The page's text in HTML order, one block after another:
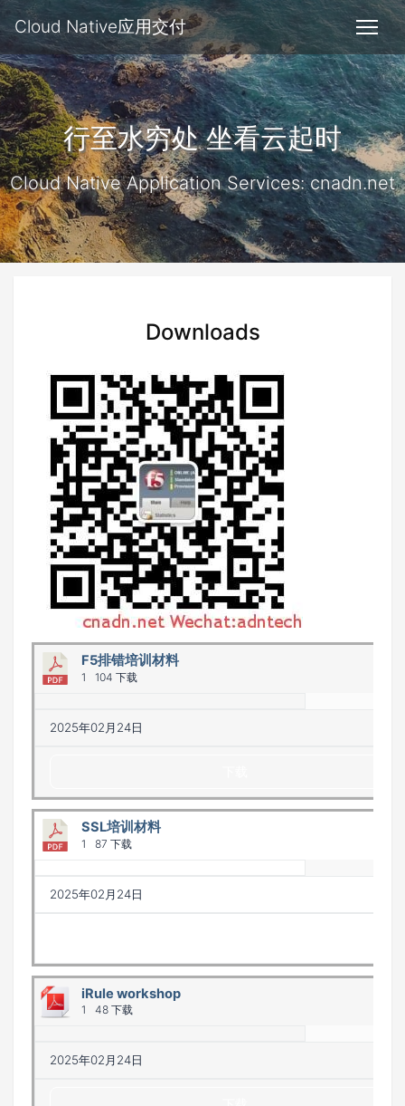
Cloud Native应用交付
行至水穷处 坐看云起时
Cloud Native Application Services: cnadn.net
Downloads
F5排错培训材料
1 104 下载
2025年02月24日
SSL培训材料
1 87 下载
2025年02月24日
iRule workshop
1 48 下载
2025年02月24日